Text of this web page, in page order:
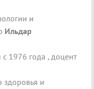
и
Ильдар
с 1976 года , доцент
здоровья и